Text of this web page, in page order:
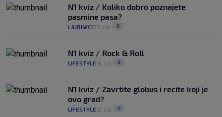
N1 kviz / Koliko dobro poznajete
pasmine pasa?
LJUBIMCI 13. lip. 0
N1 kviz / Rock & Roll
LIFESTYLE 8. lip. 0
N1 kviz / Zavrtite globus i recite koji je
ovo grad?
LIFESTYLE 2. lip. 0